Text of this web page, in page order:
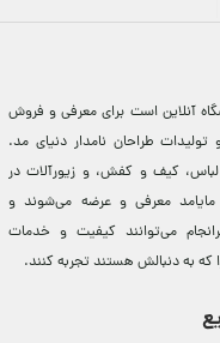
آنلاين است برای معرفی و فروش
طراحان نامدار دنيای مد.
لباس، کيف و کفش، و زيورآلات در
مایامد معرفی و عرضه می‌شوند و
می‌توانند کيفيت و خدمات
که به دنبالش هستند تجربه کنند.